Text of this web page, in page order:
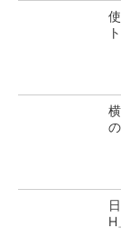
H